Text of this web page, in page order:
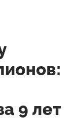
9 лет